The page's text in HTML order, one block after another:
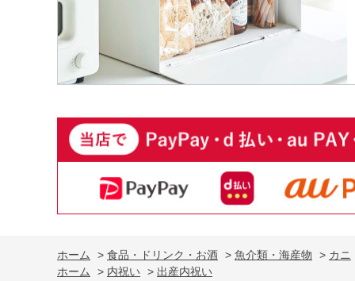
ホーム > 食品・ドリンク・お酒 > 魚介類・海産物 > カニ
ホーム
> 内祝い > 出産内祝い